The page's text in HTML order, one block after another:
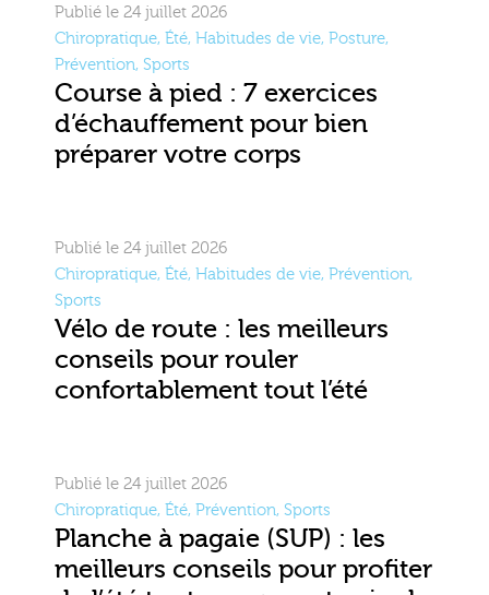
Publié le 24 juillet 2026
Chiropratique, Été, Habitudes de vie, Posture,
Prévention, Sports
Course à pied : 7 exercices
d’échauffement pour bien
préparer votre corps
Publié le 24 juillet 2026
Chiropratique, Été, Habitudes de vie, Prévention,
Sports
Vélo de route : les meilleurs
conseils pour rouler
confortablement tout l’été
Publié le 24 juillet 2026
Chiropratique, Été, Prévention, Sports
Planche à pagaie (SUP) : les
meilleurs conseils pour profiter